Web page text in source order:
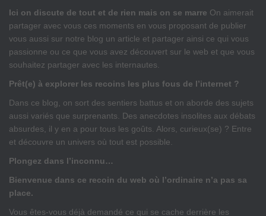
Ici on discute de tout et de rien mais on se marre On aimerait
partager avec vous ces moments en vous proposant de publier
vous aussi sur notre blog un article et partager ainsi ce qui vous
passionne ou ce que vous avez découvert sur le web et que vous
souhaitez partager avec les internautes.
Prêt(e) à explorer les recoins les plus fous de l’internet ?
Dans ce blog, on sort des sentiers battus et on aborde des sujets
aussi variés que surprenants. Des anecdotes insolites aux débats
absurdes, il y en a pour tous les goûts. Alors, curieux(se) ? Entre
et découvre un univers où tout est possible.
Plongez dans l’inconnu…
Bienvenue dans ce recoin du web où l’ordinaire n’a pas sa
place.
Vous êtes-vous déjà demandé ce qui se cache derrière les